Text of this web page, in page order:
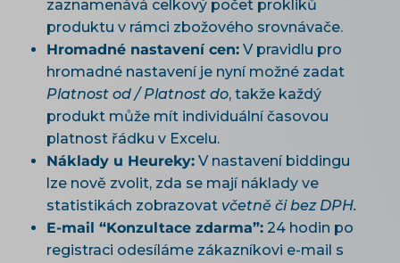
zaznamenává celkový počet prokliků
produktu v rámci zbožového srovnávače.
Hromadné nastavení cen: V pravidlu pro
hromadné nastavení je nyní možné zadat
Platnost od / Platnost do, takže každý
produkt může mít individuální časovou
platnost řádku v Excelu.
Náklady u Heureky: V nastavení biddingu
lze nově zvolit, zda se mají náklady ve
statistikách zobrazovat včetně či bez DPH.
E-mail “Konzultace zdarma”: 24 hodin po
registraci odesíláme zákazníkovi e-mail s